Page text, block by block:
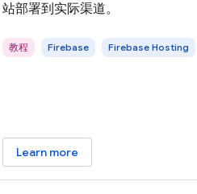
站部署到实际渠道。
教程 Firebase Firebase Hosting
Learn more